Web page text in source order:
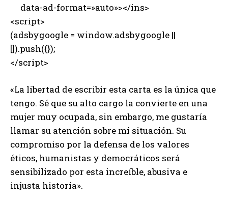
data-ad-format=»auto»></ins>
<script>
(adsbygoogle = window.adsbygoogle ||
[]).push({});
</script>
«La libertad de escribir esta carta es la única que
tengo. Sé que su alto cargo la convierte en una
mujer muy ocupada, sin embargo, me gustaría
llamar su atención sobre mi situación. Su
compromiso por la defensa de los valores
éticos, humanistas y democráticos será
sensibilizado por esta increíble, abusiva e
injusta historia».